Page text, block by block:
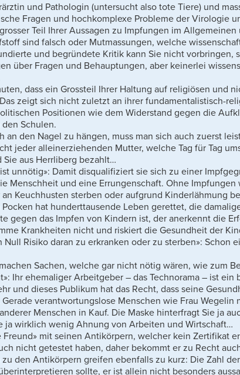
und Pathologin (untersucht also tote Tiere) und
Fragen und hochkomplexe Probleme der Virologie
Teil Ihrer Aussagen zu Impfungen im
sind falsch oder Mutmassungen, welche
und begründete Kritik kann Sie nicht vorbringen,
über Fragen und Behauptungen, aber keinerlei
dass ein Grossteil Ihrer Haltung auf religiösen und
zeigt sich nicht zuletzt an ihrer fundamentalistisch-
Positionen wie dem Widerstand gegen die
Schulen.
an den Nagel zu hängen, muss man sich auch zuerst
jeder alleinerziehenden Mutter, welche Tag für Tag
aus Herrliberg bezahlt…
unnötig»: Damit disqualifiziert sie sich zu einer
Menschheit und eine Errungenschaft. Ohne
an Keuchhusten sterben oder aufgrund Kinderlähmung
hat hunderttausende Leben gerettet, die
gegen das Impfen von Kindern ist, der anerkennt die
Krankheiten nicht und riskiert die Gesundheit der
Null Risiko daran zu erkranken oder zu sterben»: Schon
Sachen, welche gar nicht nötig wären, wie zum
Ihr ehemaliger Arbeitgeber – das Technorama – ist ein
und dieses Publikum hat das Recht, dass seine
verantwortungslose Menschen wie Frau Wegelin
Menschen in Kauf. Die Maske hinterfragt Sie ja
ja wirklich wenig Ahnung von Arbeiten und Wirtschaft…
Freund» mit seinen Antikörpern, welcher kein Zertifikat
nicht getestet haben, daher bekommt er zu Recht
zu den Antikörpern greifen ebenfalls zu kurz: Die Zahl
sollte, er ist allein nicht besonders